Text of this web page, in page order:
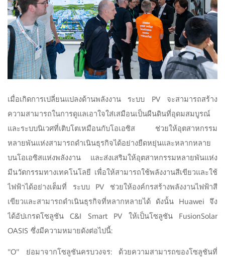
เมื่อเกิดการเปลี่ยนแปลงด้านพลังงาน ระบบ PV จะสามารถสร้าง
ความสามารถในการดูแลเอาใจใส่เสมือนเป็นผืนดินที่อุดมสมบูรณ์
และระบบนิเวศที่เติบโตเหมือนกับโอเอซิส ช่วยให้อุตสาหกรรม
หลายพันแห่งสามารถดำเนินธุรกิจได้อย่างยืดหยุ่นและหลากหลาย
บนโอเอซิสแห่งพลังงาน และส่งเสริมให้อุตสาหกรรมหลายพันแห่ง
มีนวัตกรรมทางเทคโนโลยี เพื่อให้สามารถใช้พลังงานสีเขียวและใช้
ไฟฟ้าได้อย่างเต็มที่ ระบบ PV ช่วยให้องค์กรสร้างพลังงานไฟฟ้าสี
เขียวและสามารถดำเนินธุรกิจที่หลากหลายได้ ดังนั้น Huawei จึง
ได้อัปเกรดโซลูชัน C&I Smart PV ให้เป็นโซลูชัน FusionSolar
OASIS ซึ่งมีความหมายดังต่อไปนี้:
"O" ย่อมาจากโซลูชันครบวงจร: ด้วยความสามารถของโซลูชันที่